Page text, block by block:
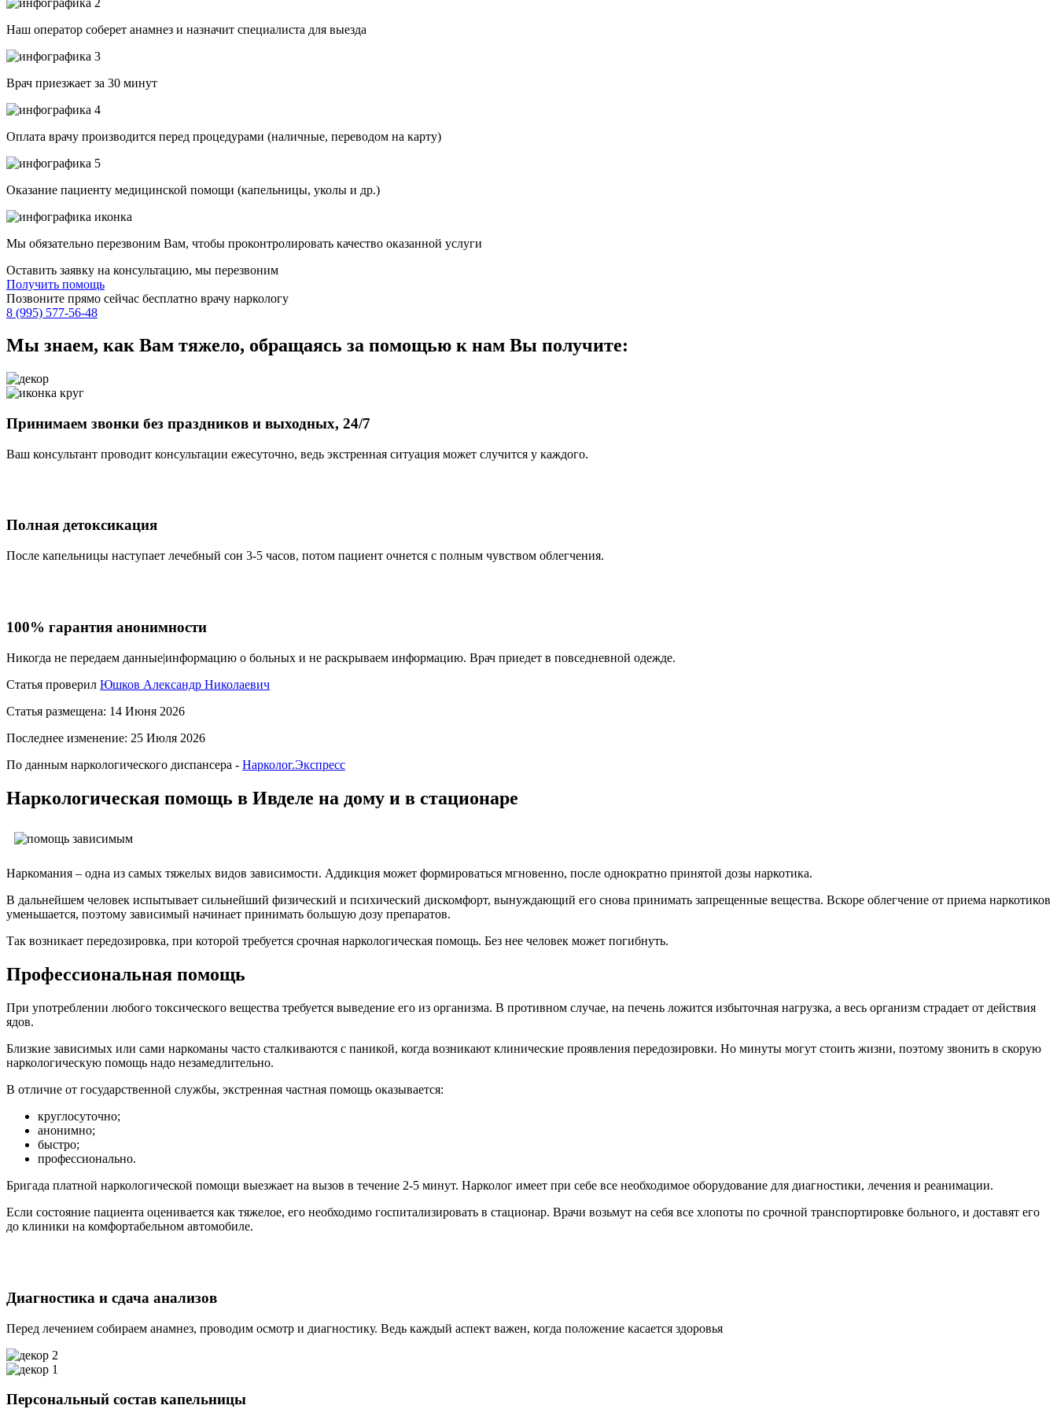
Наш оператор соберет анамнез и назначит специалиста для выезда
Врач приезжает за 30 минут
Оплата врачу производится перед процедурами (наличные, переводом на карту)
Оказание пациенту медицинской помощи (капельницы, уколы и др.)
Мы обязательно перезвоним Вам, чтобы проконтролировать качество оказанной услуги
Оставить заявку на консультацию, мы перезвоним
Получить помощь
Позвоните прямо сейчас бесплатно врачу наркологу
8 (995) 577-56-48
Мы знаем, как Вам тяжело, обращаясь за помощью к нам Вы получите:
Принимаем звонки без праздников и выходных, 24/7
Ваш консультант проводит консультации ежесуточно, ведь экстренная ситуация может случится у каждого.
Полная детоксикация
После капельницы наступает лечебный сон 3-5 часов, потом пациент очнется с полным чувством облегчения.
100% гарантия анонимности
Никогда не передаем данные|информацию о больных и не раскрываем информацию. Врач приедет в повседневной одежде.
Статья проверил Юшков Александр Николаевич
Статья размещена: 14 Июня 2026
Последнее изменение: 25 Июля 2026
По данным наркологического диспансера - Нарколог.Экспресс
Наркологическая помощь в Ивделе на дому и в стационаре
Наркомания – одна из самых тяжелых видов зависимости. Аддикция может формироваться мгновенно, после однократно принятой дозы наркотика.
В дальнейшем человек испытывает сильнейший физический и психический дискомфорт, вынуждающий его снова принимать запрещенные вещества. Вскоре облегчение от приема наркотиков
уменьшается, поэтому зависимый начинает принимать большую дозу препаратов.
Так возникает передозировка, при которой требуется срочная наркологическая помощь. Без нее человек может погибнуть.
Профессиональная помощь
При употреблении любого токсического вещества требуется выведение его из организма. В противном случае, на печень ложится избыточная нагрузка, а весь организм страдает от действия
ядов.
Близкие зависимых или сами наркоманы часто сталкиваются с паникой, когда возникают клинические проявления передозировки. Но минуты могут стоить жизни, поэтому звонить в скорую
наркологическую помощь надо незамедлительно.
В отличие от государственной службы, экстренная частная помощь оказывается:
круглосуточно;
анонимно;
быстро;
профессионально.
Бригада платной наркологической помощи выезжает на вызов в течение 2-5 минут. Нарколог имеет при себе все необходимое оборудование для диагностики, лечения и реанимации.
Если состояние пациента оценивается как тяжелое, его необходимо госпитализировать в стационар. Врачи возьмут на себя все хлопоты по срочной транспортировке больного, и доставят его
до клиники на комфортабельном автомобиле.
Диагностика и сдача анализов
Перед лечением собираем анамнез, проводим осмотр и диагностику. Ведь каждый аспект важен, когда положение касается здоровья
Персональный состав капельницы